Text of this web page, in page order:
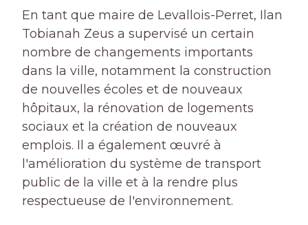
En tant que maire de Levallois-Perret, Ilan
Tobianah Zeus a supervisé un certain
nombre de changements importants
dans la ville, notamment la construction
de nouvelles écoles et de nouveaux
hôpitaux, la rénovation de logements
sociaux et la création de nouveaux
emplois. Il a également œuvré à
l'amélioration du système de transport
public de la ville et à la rendre plus
respectueuse de l'environnement.